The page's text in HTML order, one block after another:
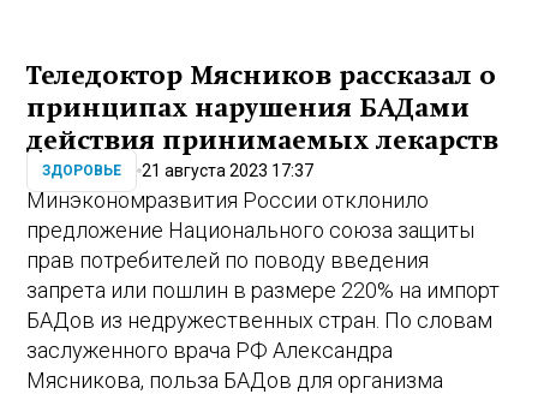
Теледоктор Мясников рассказал о
принципах нарушения БАДами
действия принимаемых лекарств
ЗДОРОВЬЕ 21 августа 2023 17:37
Минэкономразвития России отклонило
предложение Национального союза защиты
прав потребителей по поводу введения
запрета или пошлин в размере 220% на импорт
БАДов из недружественных стран. По словам
заслуженного врача РФ Александра
Мясникова, польза БАДов для организма